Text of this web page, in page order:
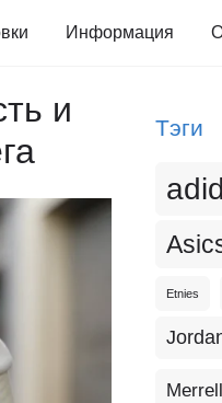
Информация
и
Тэги
Etnies
Merrell